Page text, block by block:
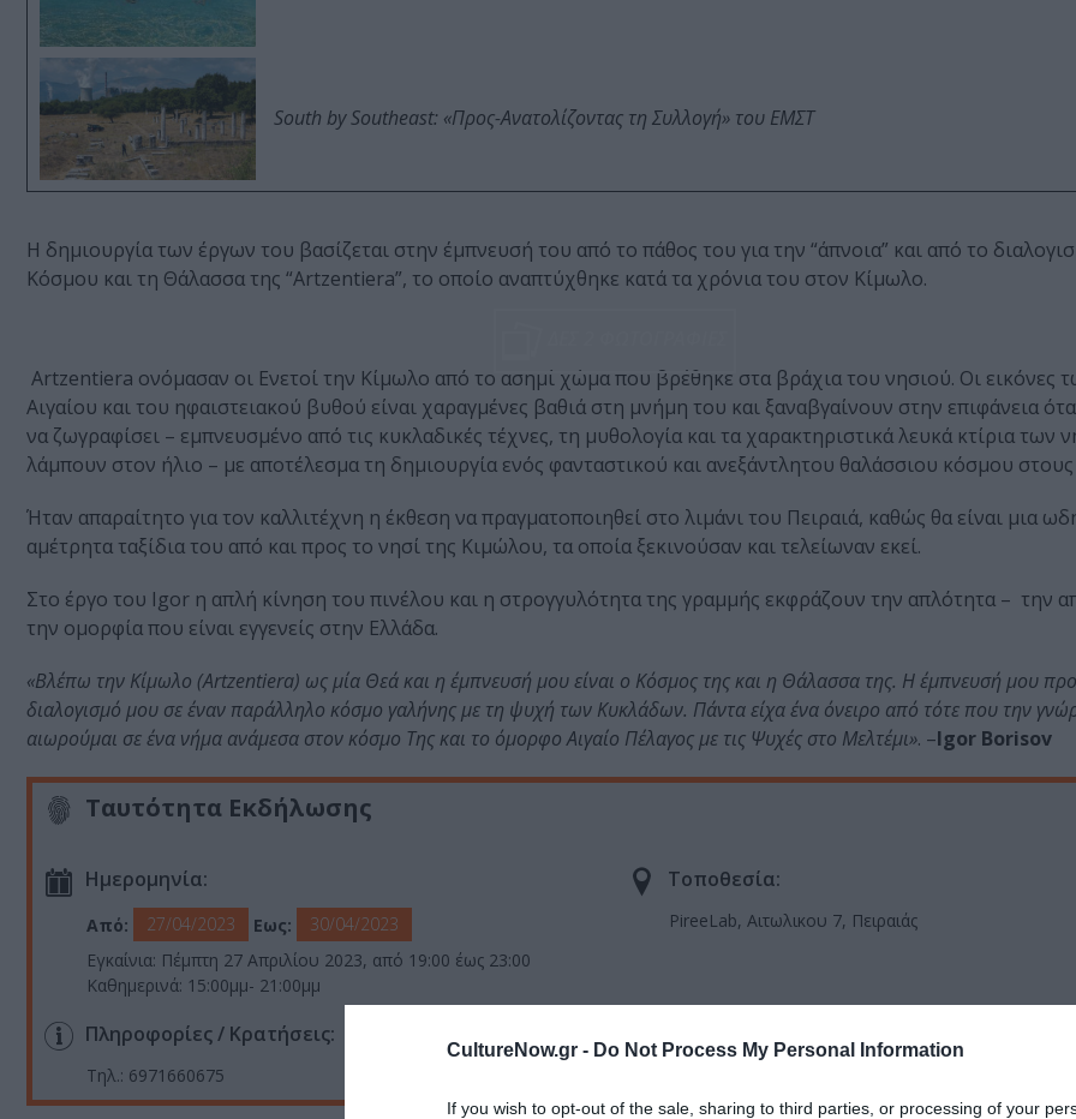
CultureNow.gr - Do Not Process My Personal Information
If you wish to opt-out of the sale, sharing to third parties, or processing of your
South by Southeast: «Προς-Ανατολίζοντας τη Συλλογή» του ΕΜΣΤ
Η δημιουργία των έργων του βασίζεται στην έμπνευσή του από το πάθος του για την “άπνοια” και από το
Κόσμου και τη Θάλασσα της “Artzentiera”, το οποίο αναπτύχθηκε κατά τα χρόνια του στον Κίμωλο.
Artzentiera ονόμασαν οι Ενετοί την Κίμωλο από το ασημί χώμα που βρέθηκε στα βράχια του νησιού. Οι εικόνες
Αιγαίου και του ηφαιστειακού βυθού είναι χαραγμένες βαθιά στη μνήμη του και ξαναβγαίνουν στην επιφάνεια
να ζωγραφίσει – εμπνευσμένο από τις κυκλαδικές τέχνες, τη μυθολογία και τα χαρακτηριστικά λευκά κτίρια των
λάμπουν στον ήλιο – με αποτέλεσμα τη δημιουργία ενός φανταστικού και ανεξάντλητου θαλάσσιου κόσμου στους
Ήταν απαραίτητο για τον καλλιτέχνη η έκθεση να πραγματοποιηθεί στο λιμάνι του Πειραιά, καθώς θα είναι μια
αμέτρητα ταξίδια του από και προς το νησί της Κιμώλου, τα οποία ξεκινούσαν και τελείωναν εκεί.
Στο έργο του Igor η απλή κίνηση του πινέλου και η στρογγυλότητα της γραμμής εκφράζουν την απλότητα – την
την ομορφία που είναι εγγενείς στην Ελλάδα.
«Βλέπω την Κίμωλο (Artzentiera) ως μία Θεά και η έμπνευσή μου είναι ο Κόσμος της και η Θάλασσα της. Η έμπνευσή μου
διαλογισμό μου σε έναν παράλληλο κόσμο γαλήνης με τη ψυχή των Κυκλάδων. Πάντα είχα ένα όνειρο από τότε που την
αιωρούμαι σε ένα νήμα ανάμεσα στον κόσμο Της και το όμορφο Αιγαίο Πέλαγος με τις Ψυχές στο Μελτέμι». –Igor Borisov
Ταυτότητα Εκδήλωσης
Ημερομηνία:
Από: 27/04/2023 Εως:
30/04/2023
Εγκαίνια: Πέμπτη 27 Απριλίου 2023, από 19:00 έως 23:00
Καθημερινά: 15:00μμ- 21:00μμ
Τοποθεσία:
PireeLab, Αιτωλικου 7, Πειραιάς
Πληροφορίες / Κρατήσεις:
Τηλ.: 6971660675